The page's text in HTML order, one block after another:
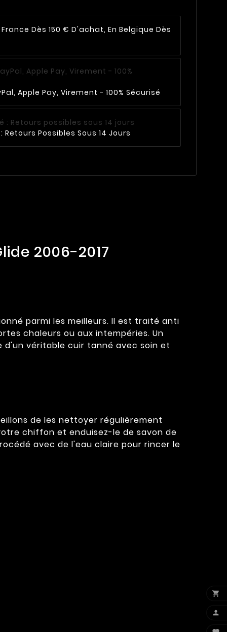
Dès 150 € D'achat, En Belgique Dès
Apple Pay, Virement - 100% Sécurisé
Possibles Sous 14 Jours
2006-2017
parmi les meilleurs. Il est traité anti
chaleurs ou aux intempéries. Un
véritable cuir tanné avec soin et
de les nettoyer régulièrement
chiffon et enduisez-le de savon de
avec de l'eau claire pour rincer le

